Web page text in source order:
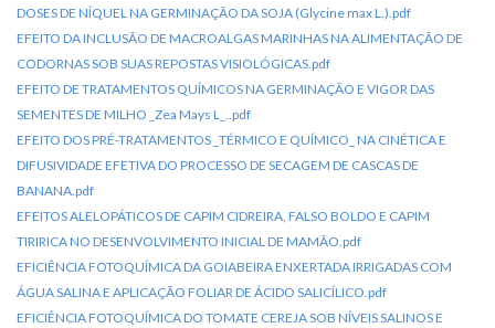
DOSES DE NÍQUEL NA GERMINAÇÃO DA SOJA (Glycine max L.).pdf
EFEITO DA INCLUSÃO DE MACROALGAS MARINHAS NA ALIMENTAÇÃO DE
CODORNAS SOB SUAS REPOSTAS VISIOLÓGICAS.pdf
EFEITO DE TRATAMENTOS QUÍMICOS NA GERMINAÇÃO E VIGOR DAS
SEMENTES DE MILHO _Zea Mays L_..pdf
EFEITO DOS PRÉ-TRATAMENTOS _TÉRMICO E QUÍMICO_ NA CINÉTICA E
DIFUSIVIDADE EFETIVA DO PROCESSO DE SECAGEM DE CASCAS DE
BANANA.pdf
EFEITOS ALELOPÁTICOS DE CAPIM CIDREIRA, FALSO BOLDO E CAPIM
TIRIRICA NO DESENVOLVIMENTO INICIAL DE MAMÃO.pdf
EFICIÊNCIA FOTOQUÍMICA DA GOIABEIRA ENXERTADA IRRIGADAS COM
ÁGUA SALINA E APLICAÇÃO FOLIAR DE ÁCIDO SALICÍLICO.pdf
EFICIÊNCIA FOTOQUÍMICA DO TOMATE CEREJA SOB NÍVEIS SALINOS E